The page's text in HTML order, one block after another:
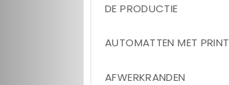
DE PRODUCTIE
AUTOMATTEN MET PRINT
AFWERKRANDEN